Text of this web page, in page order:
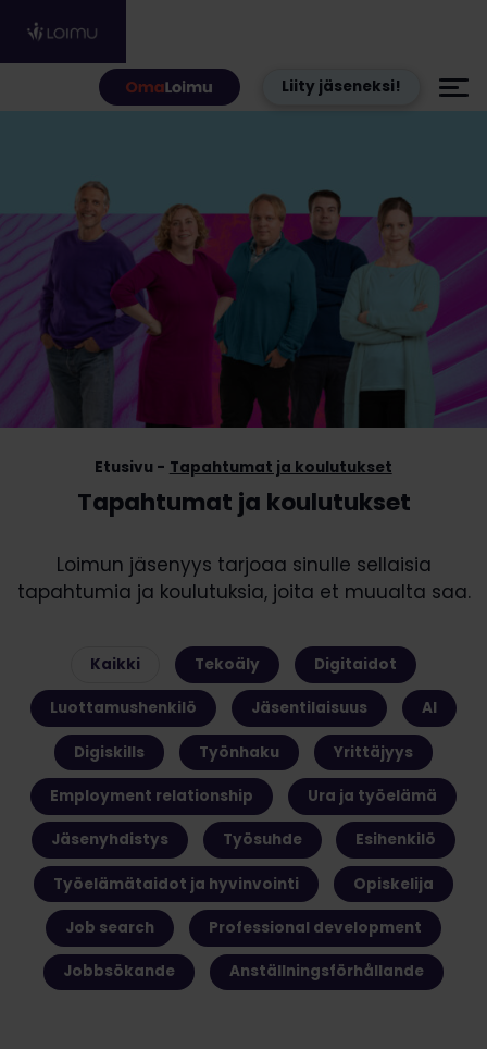
Liity jäseneksi!
Tapahtumat ja koulutukset
Etusivu Tapahtumat ja koulutukset
Loimun jäsenyys tarjoaa sinulle sellaisia
tapahtumia ja koulutuksia, joita et muualta saa.
Kaikki Tekoäly Digitaidot
Luottamushenkilö Jäsentilaisuus AI
Digiskills Työnhaku Yrittäjyys
Employment relationship Ura ja työelämä
Jäsenyhdistys Työsuhde Esihenkilö
Työelämätaidot ja hyvinvointi Opiskelija
Job search Professional development
Jobbsökande Anställningsförhållande